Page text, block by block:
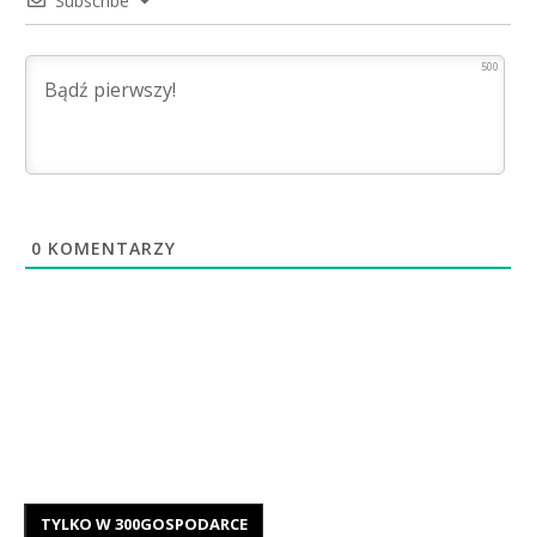
500
0 KOMENTARZY
TYLKO W 300GOSPODARCE